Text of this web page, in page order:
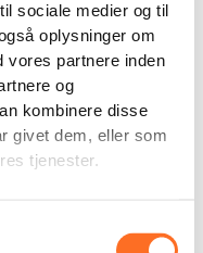
sociale medier og til
oplysninger om
vores partnere inden
og
kombinere disse
givet dem, eller som
tjenester.